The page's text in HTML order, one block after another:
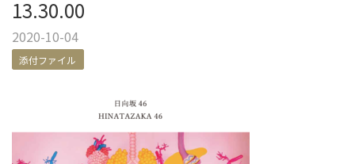
13.30.00
2020-10-04
添付ファイル